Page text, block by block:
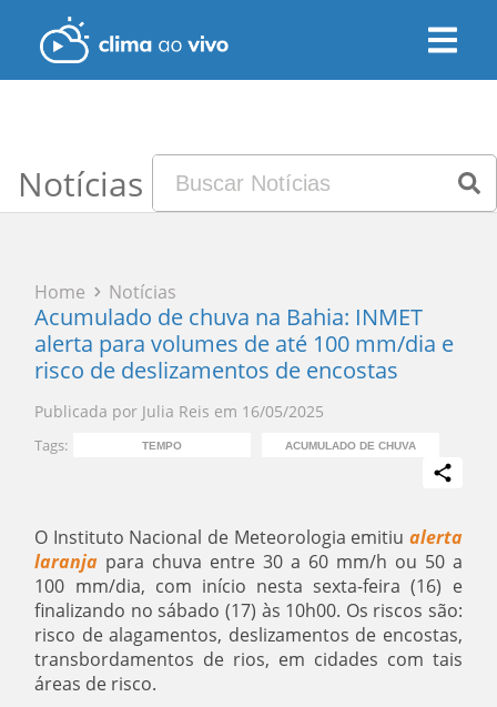
Notícias
Home Notícias
Acumulado de chuva na Bahia: INMET
alerta para volumes de até 100 mm/dia e
risco de deslizamentos de encostas
Publicada por Julia Reis em 16/05/2025
Tags: TEMPO ACUMULADO DE CHUVA
O Instituto Nacional de Meteorologia emitiu alerta
laranja para chuva entre 30 a 60 mm/h ou 50 a
100 mm/dia, com início nesta sexta-feira (16) e
finalizando no sábado (17) às 10h00. Os riscos são:
risco de alagamentos, deslizamentos de encostas,
transbordamentos de rios, em cidades com tais
áreas de risco.